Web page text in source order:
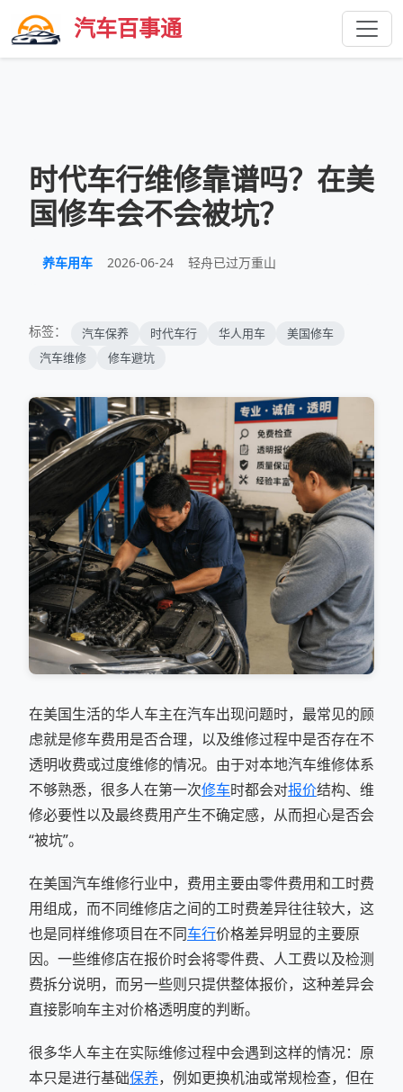
汽车百事通
时代车行维修靠谱吗？在美
国修车会不会被坑？
养车用车 2026-06-24 轻舟已过万重山
标签： 汽车保养 时代车行 华人用车
美国修车
汽车维修
修车避坑
在美国生活的华人车主在汽车出现问题时，最常见的顾
虑就是修车费用是否合理，以及维修过程中是否存在不
透明收费或过度维修的情况。由于对本地汽车维修体系
不够熟悉，很多人在第一次修车时都会对报价结构、维
修必要性以及最终费用产生不确定感，从而担心是否会
“被坑”。
在美国汽车维修行业中，费用主要由零件费用和工时费
用组成，而不同维修店之间的工时费差异往往较大，这
也是同样维修项目在不同车行价格差异明显的主要原
因。一些维修店在报价时会将零件费、人工费以及检测
费拆分说明，而另一些则只提供整体报价，这种差异会
直接影响车主对价格透明度的判断。
很多华人车主在实际维修过程中会遇到这样的情况：原
本只是进行基础保养，例如更换机油或常规检查，但在